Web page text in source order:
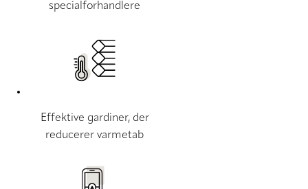
specialforhandlere
Effektive gardiner, der
reducerer varmetab